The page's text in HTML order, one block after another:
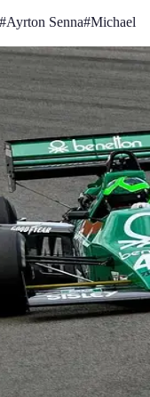
#Ayrton Senna#Michael